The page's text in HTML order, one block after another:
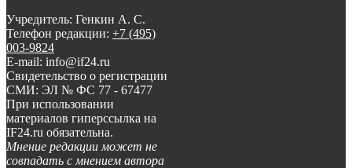
Учредитель: Генкин А. С.
Телефон редакции: +7 (495)
003-9824
E-mail: info@if24.ru
Свидетельство о регистрации
СМИ: ЭЛ № ФС 77 - 67477
При использовании
материалов гиперссылка на
IF24.ru обязательна.
Мнение редакции может не
совпадать с мнением автора